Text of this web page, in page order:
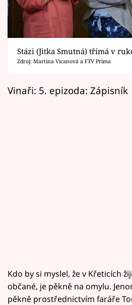
Horoskopy
Sledujte prima+
Stázi (Jitka Smutná) třímá v
Zdroj: Martina Vicanová a FTV Prima
Vinaři: 5. epizoda: Zápisník
Kdo by si myslel, že v Křeticích
občané, je pěkně na omylu.
pěkně prostřednictvím faráře